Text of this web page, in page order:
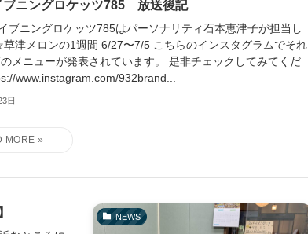
ブニングロケッツ785 放送後記
ブニングロケッツ785はパーソナリティ石本恵津子が担当し
津メロンの1週間 6/27〜7/5 こちらのインスタグラムでそれ
メニューが発表されています。 是非チェックしてみてくだ
www.instagram.com/932brand...
日
NEWS